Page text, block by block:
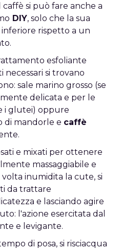
si può fare anche a
DIY, solo che la sua
rispetto a un
esfoliante
necessari si trovano
sale marino grosso (se
delicata e per le
i glutei) oppure
di mandorle e caffè
e mixati per ottenere
massaggiabile e
inumidita la cute, si
da trattare
e lasciando agire
l'azione esercitata dal
e levigante.
di posa, si risciacqua